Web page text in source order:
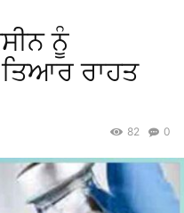
ਨੂੰ
ਰਾਹਤ
0
82